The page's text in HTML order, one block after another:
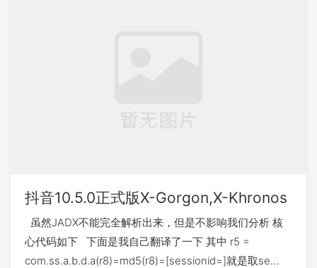
抖音10.5.0正式版X-Gorgon,X-Khronos
虽然JADX不能完全解析出来，但是不影响我们分析 核
心代码如下 下面是我自己翻译了一下 其中 r5 =
com.ss.a.b.d.a(r8)=md5(r8)=[sessionid=]就是取se…